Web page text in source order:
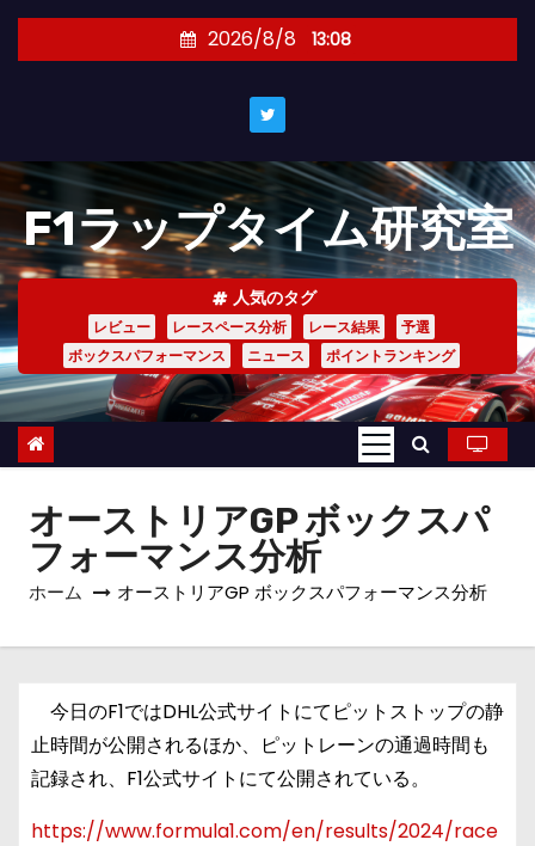
キ
ッ
プ
2026/8/8 13:08
F1ラップタイム研究室
人気のタグ
レビュー レースペース分析 レース結果
予選
ボックスパフォーマンス
ニュース ポイントランキング
オーストリアGP ボックスパ
フォーマンス分析
ホーム オーストリアGP ボックスパフォーマンス分析
今日のF1ではDHL公式サイトにてピットストップの静
止時間が公開されるほか、ピットレーンの通過時間も
記録され、F1公式サイトにて公開されている。
https://www.formula1.com/en/results/2024/race